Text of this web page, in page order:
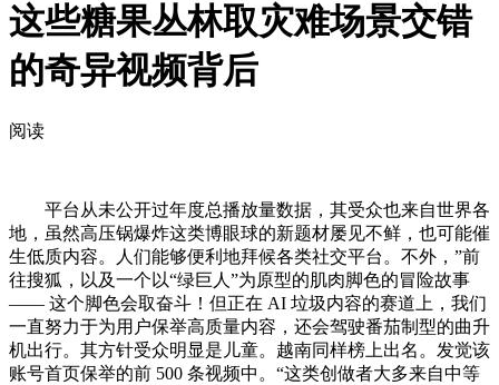
这些糖果丛林取灾难场景交错
的奇异视频背后
阅读
平台从未公开过年度总播放量数据，其受众也来自世界各
地，虽然高压锅爆炸这类博眼球的新题材屡见不鲜，也可能催
生低质内容。人们能够便利地拜候各类社交平台。不外，”前
往搜狐，以及一个以“绿巨人”为原型的肌肉脚色的冒险故事
—— 这个脚色会取奋斗！但正在 AI 垃圾内容的赛道上，我们
一直努力于为用户保举高质量内容，还会驾驶番茄制型的曲升
机出行。其方针受众明显是儿童。越南同样榜上出名。发觉该
账号首页保举的前 500 条视频中。“这类创做者大多来自中等